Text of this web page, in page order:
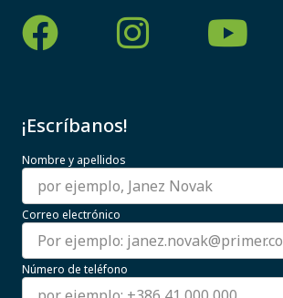
¡Escríbanos!
Nombre y apellidos
Correo electrónico
Número de teléfono